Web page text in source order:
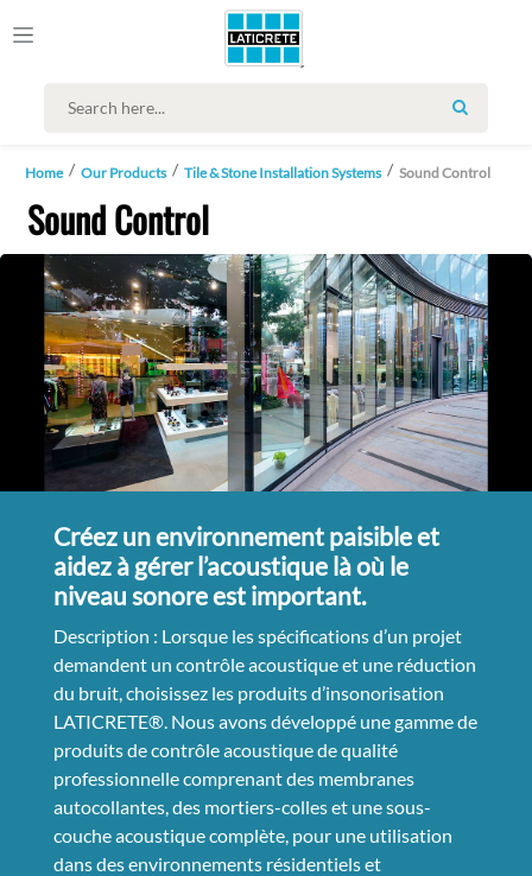
SEARCH
Home Our Products Tile & Stone Installation Systems Sound Control
Sound Control
Créez un environnement paisible et
aidez à gérer l’acoustique là où le
niveau sonore est important.
Description : Lorsque les spécifications d’un projet
demandent un contrôle acoustique et une réduction
du bruit, choisissez les produits d’insonorisation
LATICRETE®. Nous avons développé une gamme de
produits de contrôle acoustique de qualité
professionnelle comprenant des membranes
autocollantes, des mortiers-colles et une sous-
couche acoustique complète, pour une utilisation
dans des environnements résidentiels et